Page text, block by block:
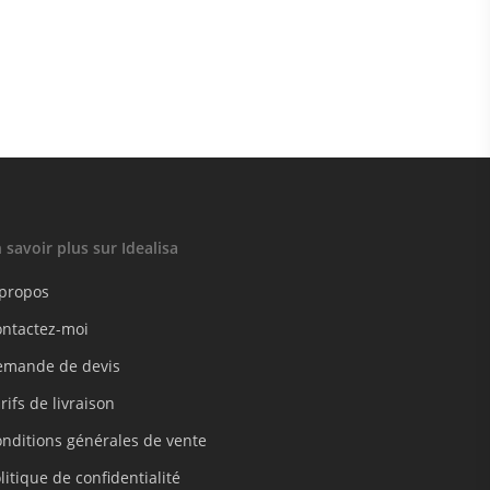
savoir plus sur Idealisa
moi
de devis
de livraison
générales de vente
de confidentialité